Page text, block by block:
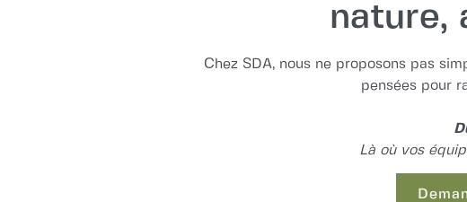
nature,
Chez SDA, nous ne proposons pas
pensées pour
Là où vos